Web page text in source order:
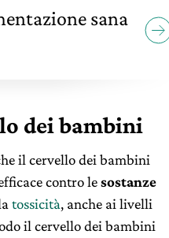
sana
dei bambini
il cervello dei bambini
contro lesostanze
tossicità, anche ai livelli
il cervello dei bambini